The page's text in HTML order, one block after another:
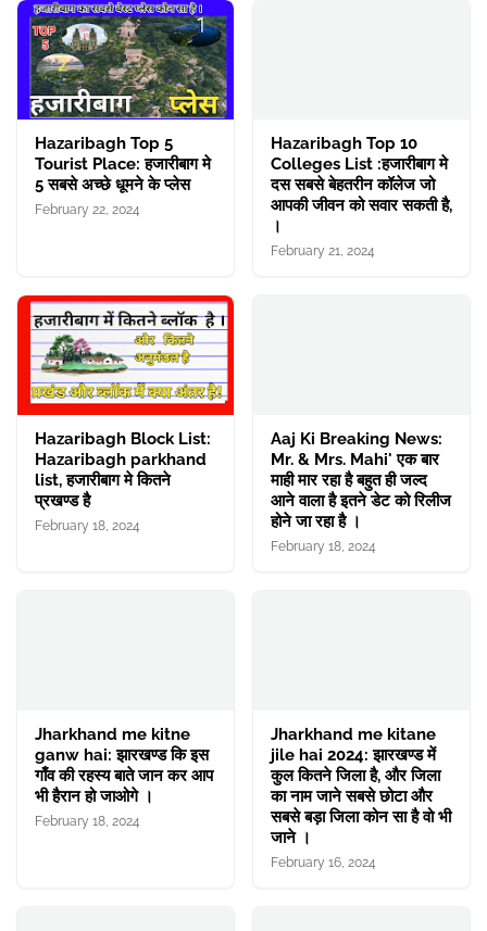
Hazaribagh Top 5
Tourist Place: हजारीबाग मे
5 सबसे अच्छे धूमने के प्लेस
February 22, 2024
Hazaribagh Top 10
Colleges List :हजारीबाग मे
दस सबसे बेहतरीन कॉलेज जो
आपकी जीवन को सवार सकती है,
।
February 21, 2024
Hazaribagh Block List:
Hazaribagh parkhand
list, हजारीबाग मे कितने
प्रखण्ड है
February 18, 2024
Aaj Ki Breaking News:
Mr. & Mrs. Mahi' एक बार
माही मार रहा है बहुत ही जल्द
आने वाला है इतने डेट को रिलीज
होने जा रहा है ।
February 18, 2024
Jharkhand me kitne
ganw hai: झारखण्ड कि इस
गाँव की रहस्य बाते जान कर आप
भी हैरान हो जाओगे ।
February 18, 2024
Jharkhand me kitane
jile hai 2024: झारखण्ड में
कुल कितने जिला है, और जिला
का नाम जाने सबसे छोटा और
सबसे बड़ा जिला कोन सा है वो भी
जाने ।
February 16, 2024